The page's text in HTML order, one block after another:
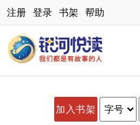
注册 登录 书架 帮助
加入书架